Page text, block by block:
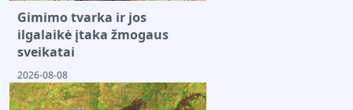
Gimimo tvarka ir jos
ilgalaikė įtaka žmogaus
sveikatai
2026-08-08